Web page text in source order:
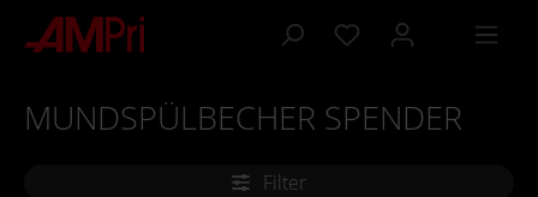
content
MUNDSPÜLBECHER SPENDER
Filter